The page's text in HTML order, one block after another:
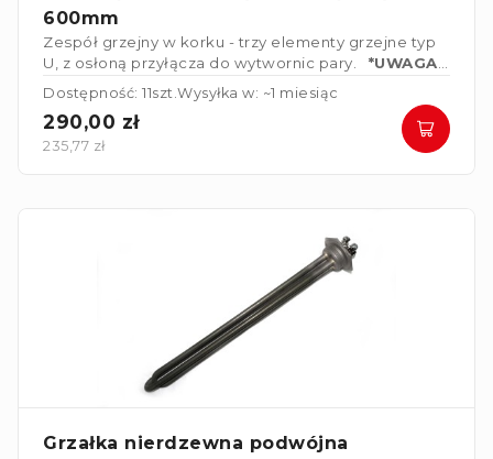
600mm
Zespół grzejny w korku - trzy elementy grzejne typ
U, z osłoną przyłącza do wytwornic pary.
*UWAGA*
Elementy grzejne połączone w gwiazdę 3x230V
Dostępność: 11szt.Wysyłka w: ~1 miesiąc
290,00 zł
235,77 zł
Grzałka nierdzewna podwójna